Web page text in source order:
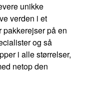
unikke
verden i et
pakkerejser på en
og så
i alle størrelser,
netop den